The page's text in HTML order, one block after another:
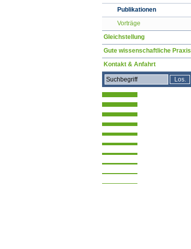
Publikationen
Vorträge
Gleichstellung
Gute wissenschaftliche Praxis
Kontakt & Anfahrt